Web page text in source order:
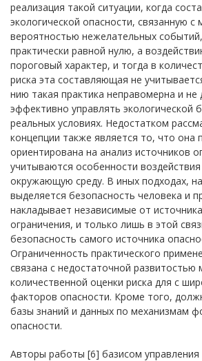
реализация такой ситуации, когда
экологической опасности, связанную с
вероятностью нежелательных
практически равной нулю, а
пороговый характер, и тогда в
риска эта составляющая не
нию такая практика неправомерна и
эффективно управлять экологической
реальных условиях. Недостатком
концепции также является то, что она
ориентирована на анализ источников
учитываются особенности
окружающую среду. В иных подходах,
выделяется безопасность человека и
накладывает независимые от
ограничения, и только лишь в этой
безопасность самого источника
Ограниченность практического
связана с недостаточной развитостью
количественной оценки риска для с
факторов опасности. Кроме того,
базы знаний и данных по механизмам
опасности.
Авторы работы [6] базисом